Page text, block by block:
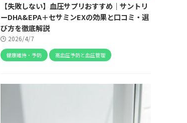
【失敗しない】血圧サプリおすすめ｜サントリ
ーDHA&EPA＋セサミンEXの効果と口コミ・選
び方を徹底解説
2026/4/7
健康維持・予防 高血圧予防と血圧管理